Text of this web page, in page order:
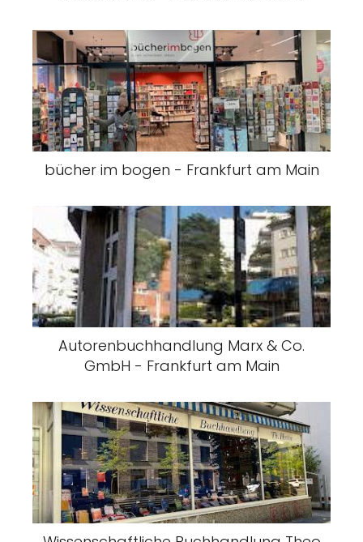
bücher im bogen - Frankfurt am Main
Autorenbuchhandlung Marx & Co.
GmbH - Frankfurt am Main